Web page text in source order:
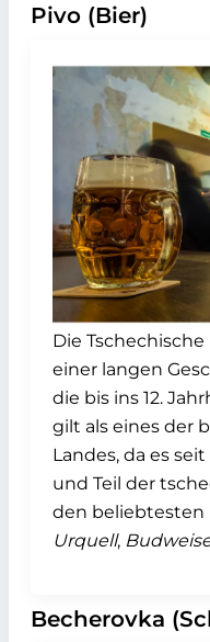
Pivo (Bier)
Die
einer langen
die bis ins 12.
gilt als eines der
Landes, da es
und Teil der
den beliebtesten
Urquell,
Becherovka